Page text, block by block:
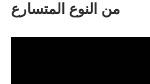
من النوع المتسارع